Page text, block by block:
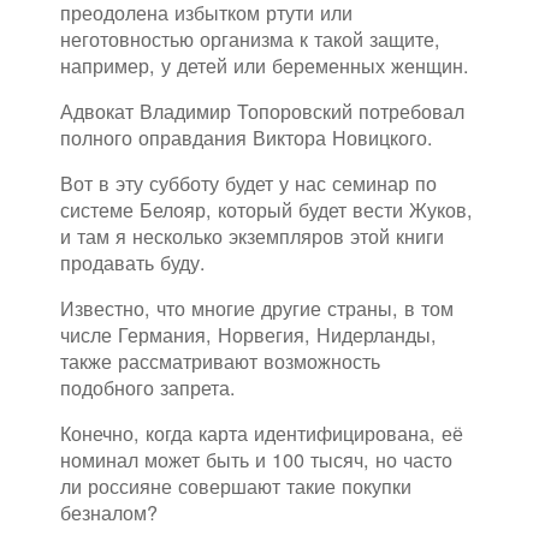
преодолена избытком ртути или
неготовностью организма к такой защите,
например, у детей или беременных женщин.
Адвокат Владимир Топоровский потребовал
полного оправдания Виктора Новицкого.
Вот в эту субботу будет у нас семинар по
системе Белояр, который будет вести Жуков,
и там я несколько экземпляров этой книги
продавать буду.
Известно, что многие другие страны, в том
числе Германия, Норвегия, Нидерланды,
также рассматривают возможность
подобного запрета.
Конечно, когда карта идентифицирована, её
номинал может быть и 100 тысяч, но часто
ли россияне совершают такие покупки
безналом?